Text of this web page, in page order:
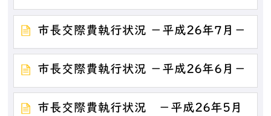
市長交際費執行状況 －平成26年7月－
市長交際費執行状況 －平成26年6月－
市長交際費執行状況 －平成26年5月